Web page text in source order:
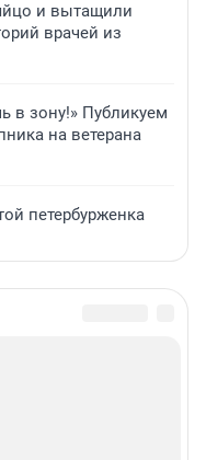
и вытащили
врачей из
в зону!» Публикуем
на ветерана
петербурженка